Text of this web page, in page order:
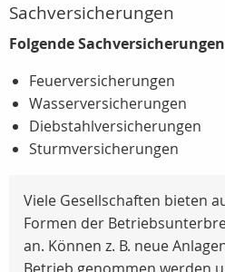
Sachversicherungen
Folgende
Feuerversicherungen
Wasserversicherungen
Diebstahlversicherungen
Sturmversicherungen
Viele Gesellschaften bieten
Formen der
an. Können z. B. neue